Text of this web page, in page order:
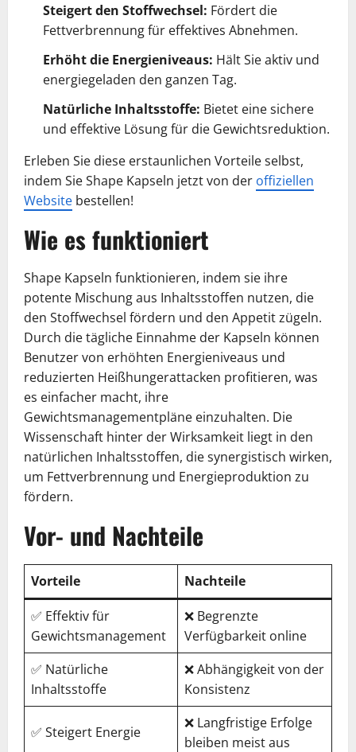
Steigert den Stoffwechsel: Fördert die
Fettverbrennung für effektives Abnehmen.
Erhöht die Energieniveaus: Hält Sie aktiv und
energiegeladen den ganzen Tag.
Natürliche Inhaltsstoffe: Bietet eine sichere
und effektive Lösung für die Gewichtsreduktion.
Erleben Sie diese erstaunlichen Vorteile selbst,
indem Sie Shape Kapseln jetzt von der offiziellen
Website bestellen!
Wie es funktioniert
Shape Kapseln funktionieren, indem sie ihre
potente Mischung aus Inhaltsstoffen nutzen, die
den Stoffwechsel fördern und den Appetit zügeln.
Durch die tägliche Einnahme der Kapseln können
Benutzer von erhöhten Energieniveaus und
reduzierten Heißhungerattacken profitieren, was
es einfacher macht, ihre
Gewichtsmanagementpläne einzuhalten. Die
Wissenschaft hinter der Wirksamkeit liegt in den
natürlichen Inhaltsstoffen, die synergistisch wirken,
um Fettverbrennung und Energieproduktion zu
fördern.
Vor- und Nachteile
Vorteile
Nachteile
✅ Effektiv für
Gewichtsmanagement
❌ Begrenzte
Verfügbarkeit online
✅ Natürliche
Inhaltsstoffe
❌ Abhängigkeit von der
Konsistenz
✅ Steigert Energie
❌ Langfristige Erfolge
bleiben meist aus